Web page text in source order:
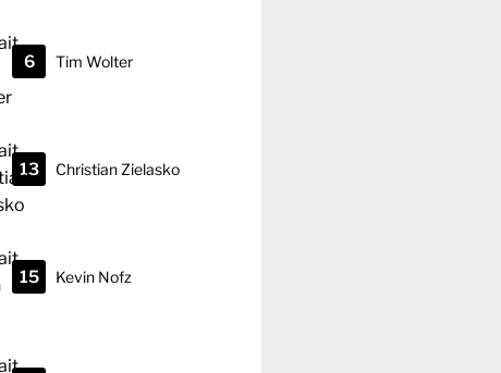
Tim Wolter
6
Christian Zielasko
13
Kevin Nofz
15